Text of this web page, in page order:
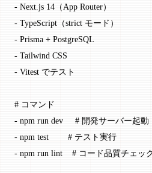
- Next.js 14（App Router）
- TypeScript（strict モード）
- Prisma + PostgreSQL
- Tailwind CSS
- Vitest でテスト
# コマンド
- npm run dev     # 開発サーバー起動
- npm test        # テスト実行
- npm run lint    # コード品質チェッ